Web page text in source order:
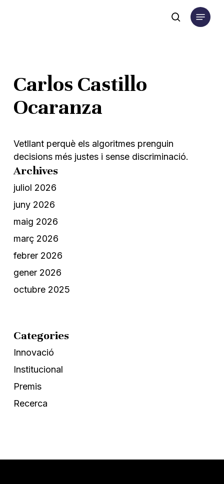
search
Menu
Carlos Castillo
Ocaranza
Vetllant perquè els algoritmes prenguin
decisions més justes i sense discriminació.
Archives
juliol 2026
juny 2026
maig 2026
març 2026
febrer 2026
gener 2026
octubre 2025
Categories
Innovació
Institucional
Premis
Recerca